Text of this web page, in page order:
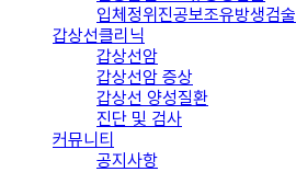
입체정위진공보조유방생검술
갑상선클리닉
갑상선암
갑상선암 증상
갑상선 양성질환
진단 및 검사
커뮤니티
공지사항